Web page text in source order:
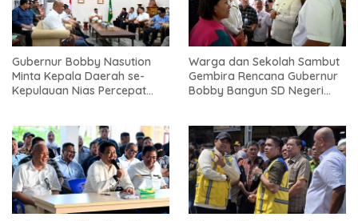
Gubernur Bobby Nasution
Minta Kepala Daerah se-
Kepulauan Nias Percepat
Warga dan Sekolah Sambut
Gembira Rencana Gubernur
Bobby Bangun SD Negeri